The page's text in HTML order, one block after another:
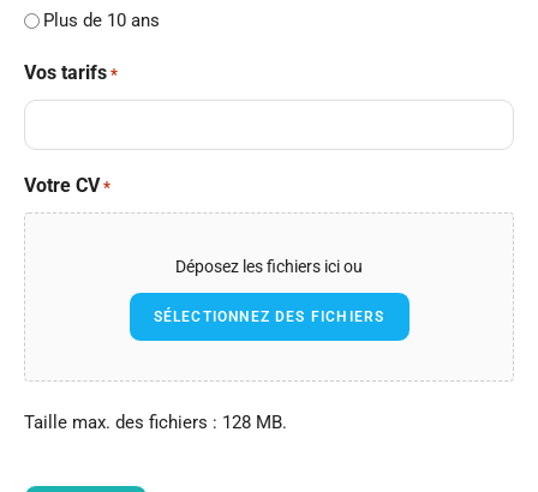
Plus de 10 ans
Vos tarifs *
Votre CV *
Déposez les fichiers ici ou
SÉLECTIONNEZ DES FICHIERS
Taille max. des fichiers : 128 MB.